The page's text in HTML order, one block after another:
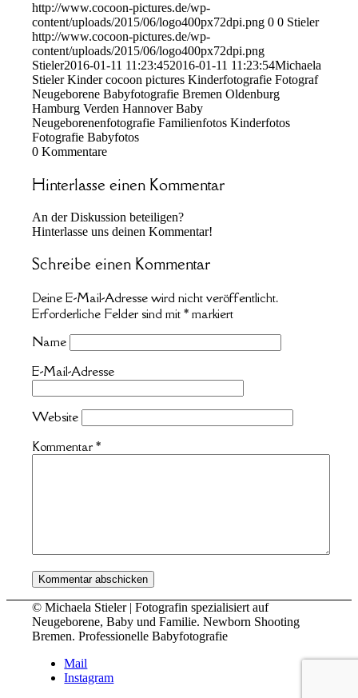
http://www.cocoon-pictures.de/wp-
content/uploads/2015/06/logo400px72dpi.png 0 0 Stieler
http://www.cocoon-pictures.de/wp-
content/uploads/2015/06/logo400px72dpi.png
Stieler2016-01-11 11:23:452016-01-11 11:23:54Michaela
Stieler Kinder cocoon pictures Kinderfotografie Fotograf
Neugeborene Babyfotografie Bremen Oldenburg
Hamburg Verden Hannover Baby
Neugeborenenfotografie Familienfotos Kinderfotos
Fotografie Babyfotos
0 Kommentare
Hinterlasse einen Kommentar
An der Diskussion beteiligen?
Hinterlasse uns deinen Kommentar!
Schreibe einen Kommentar
Deine E-Mail-Adresse wird nicht veröffentlicht.
Erforderliche Felder sind mit* markiert
Name
E-Mail-Adresse
Website
Kommentar*
© Michaela Stieler | Fotografin spezialisiert auf
Neugeborene, Baby und Familie. Newborn Shooting
Bremen. Professionelle Babyfotografie
Mail
Instagram